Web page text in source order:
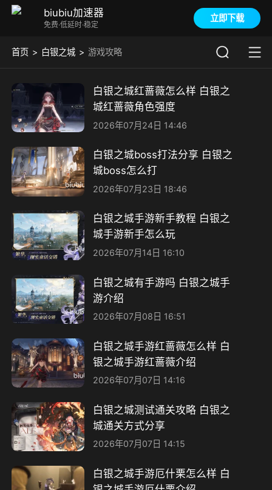
biubiu加速器
免费·低延时·稳定
立即下载
首页 白银之城 游戏攻略
白银之城红蔷薇怎么样 白银之
城红蔷薇角色强度
2026年07月24日 14:46
白银之城boss打法分享 白银之
城boss怎么打
2026年07月23日 18:46
白银之城手游新手教程 白银之
城手游新手怎么玩
2026年07月14日 16:10
白银之城有手游吗 白银之城手
游介绍
2026年07月08日 16:51
白银之城手游红蔷薇怎么样 白
银之城手游红蔷薇介绍
2026年07月07日 14:16
白银之城测试通关攻略 白银之
城通关方式分享
2026年07月07日 14:15
白银之城手游厄什栗怎么样 白